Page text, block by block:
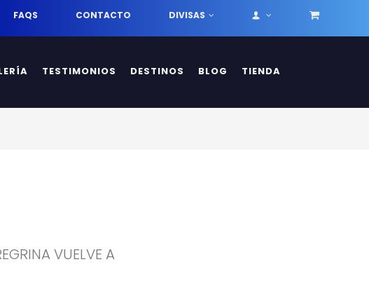
FAQS CONTACTO DIVISAS
TESTIMONIOS DESTINOS BLOG TIENDA
VUELVE A